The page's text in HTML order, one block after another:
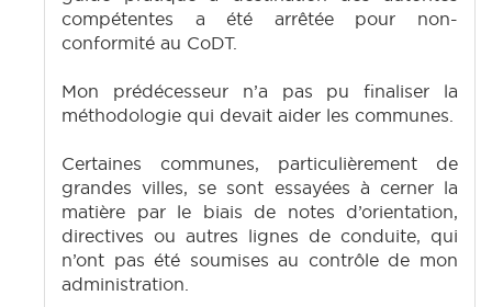
compétentes a été arrêtée pour non-
conformité au CoDT.
Mon prédécesseur n’a pas pu finaliser la
méthodologie qui devait aider les communes.
Certaines communes, particulièrement de
grandes villes, se sont essayées à cerner la
matière par le biais de notes d’orientation,
directives ou autres lignes de conduite, qui
n’ont pas été soumises au contrôle de mon
administration.